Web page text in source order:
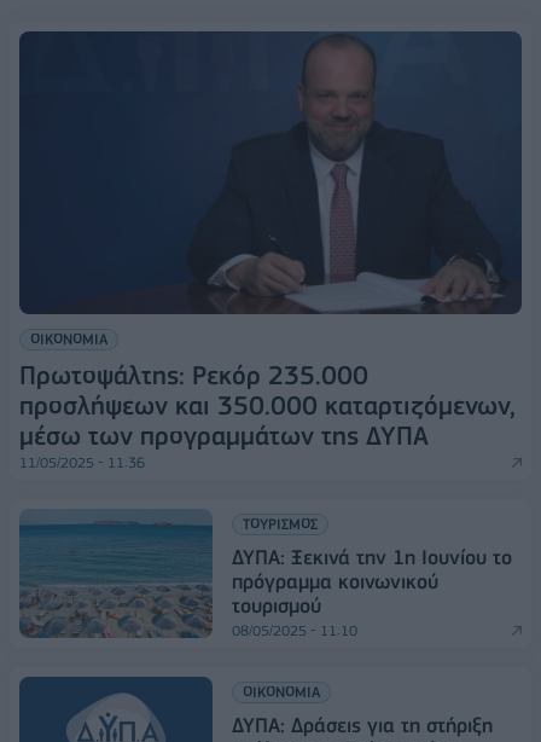
ΟΙΚΟΝΟΜΙΑ
Πρωτοψάλτης: Ρεκόρ 235.000
προσλήψεων και 350.000 καταρτιζόμενων,
μέσω των προγραμμάτων της ΔΥΠΑ
11/05/2025 - 11:36
ΤΟΥΡΙΣΜΟΣ
ΔΥΠΑ: Ξεκινά την 1η Ιουνίου το
πρόγραμμα κοινωνικού
τουρισμού
08/05/2025 - 11:10
ΟΙΚΟΝΟΜΙΑ
ΔΥΠΑ: Δράσεις για τη στήριξη